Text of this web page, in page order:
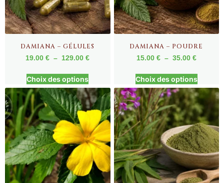
DAMIANA – GÉLULES
19.00€ – 129.00€
Choix des options
DAMIANA – POUDRE
15.00 € – 35.00 €
Choix des options